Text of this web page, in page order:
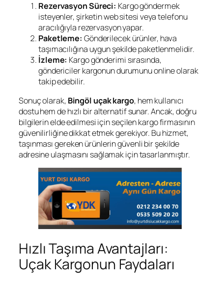
Rezervasyon Süreci: Kargo göndermek
isteyenler, şirketin web sitesi veya telefonu
aracılığıyla rezervasyon yapar.
Paketleme: Gönderilecek ürünler, hava
taşımacılığına uygun şekilde paketlenmelidir.
İzleme: Kargo gönderimi sırasında,
göndericiler kargonun durumunu online olarak
takip edebilir.
Sonuç olarak, Bingöl uçak kargo, hem kullanıcı
dostu hem de hızlı bir alternatif sunar. Ancak, doğru
bilgilerin elde edilmesi için seçilen kargo firmasının
güvenilirliğine dikkat etmek gerekiyor. Bu hizmet,
taşınması gereken ürünlerin güvenli bir şekilde
adresine ulaşmasını sağlamak için tasarlanmıştır.
Hızlı Taşıma Avantajları:
Uçak Kargonun Faydaları